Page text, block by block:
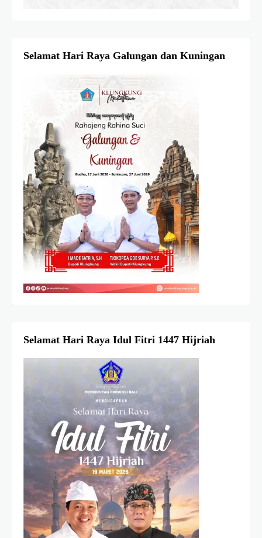
Selamat Hari Raya Galungan dan Kuningan
Selamat Hari Raya Idul Fitri 1447 Hijriah